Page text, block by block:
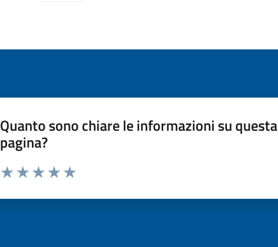
Quanto sono chiare le informazioni su questa
pagina?
Valuta da 1 a 5 stelle la pagina